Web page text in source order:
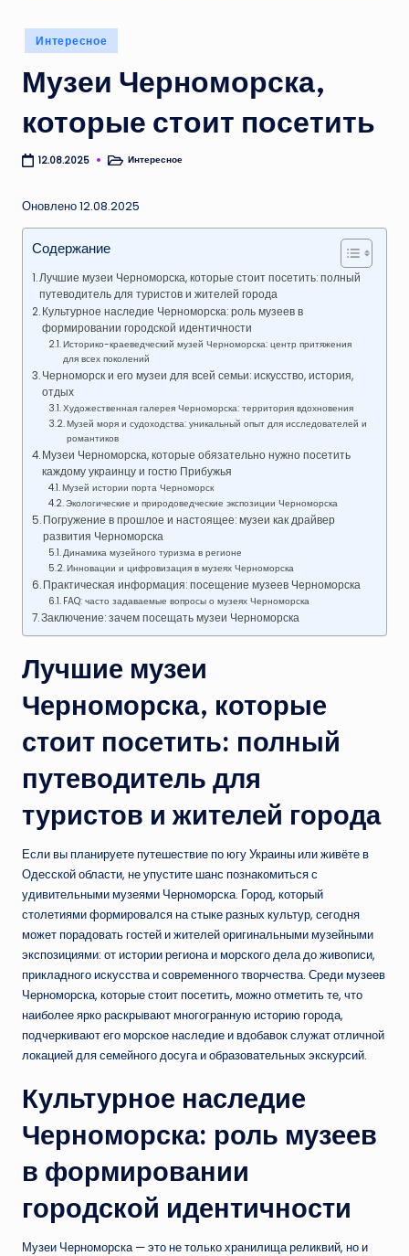
Опубликовано
в
Интересное
Музеи Черноморска,
которые стоит посетить
12.08.2025
Опубликовано
Интересное
Оновлено 12.08.2025
Содержание
Лучшие музеи Черноморска, которые стоит посетить: полный
путеводитель для туристов и жителей города
Культурное наследие Черноморска: роль музеев в
формировании городской идентичности
Историко-краеведческий музей Черноморска: центр притяжения
для всех поколений
Черноморск и его музеи для всей семьи: искусство, история,
отдых
Художественная галерея Черноморска: территория вдохновения
Музей моря и судоходства: уникальный опыт для исследователей и
романтиков
Музеи Черноморска, которые обязательно нужно посетить
каждому украинцу и гостю Прибужья
Музей истории порта Черноморск
Экологические и природоведческие экспозиции Черноморска
Погружение в прошлое и настоящее: музеи как драйвер
развития Черноморска
Динамика музейного туризма в регионе
Инновации и цифровизация в музеях Черноморска
Практическая информация: посещение музеев Черноморска
FAQ: часто задаваемые вопросы о музеях Черноморска
Заключение: зачем посещать музеи Черноморска
Лучшие музеи
Черноморска, которые
стоит посетить: полный
путеводитель для
туристов и жителей города
Если вы планируете путешествие по югу Украины или живёте в
Одесской области, не упустите шанс познакомиться с
удивительными музеями Черноморска. Город, который
столетиями формировался на стыке разных культур, сегодня
может порадовать гостей и жителей оригинальными музейными
экспозициями: от истории региона и морского дела до живописи,
прикладного искусства и современного творчества. Среди музеев
Черноморска, которые стоит посетить, можно отметить те, что
наиболее ярко раскрывают многогранную историю города,
подчеркивают его морское наследие и вдобавок служат отличной
локацией для семейного досуга и образовательных экскурсий.
Культурное наследие
Черноморска: роль музеев
в формировании
городской идентичности
Музеи Черноморска — это не только хранилища реликвий, но и